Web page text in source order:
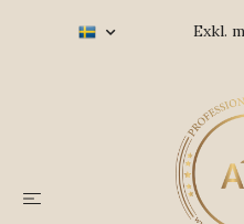
Exkl.